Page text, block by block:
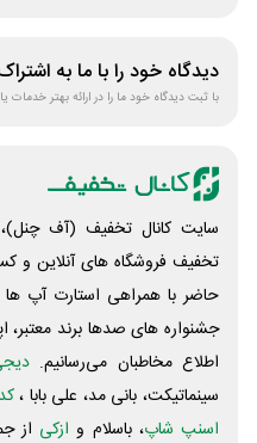
دیدگاه خود را با ما به
با ثبت دیدگاه خود ما را در ارائه بهتر خدمات
سایت کانال تخفیف (آف
تخفیف فروشگاه های آنلاین و
حاضر با همراهی استارت آپ ها
جشنواره های صدها برند معتبر،
اطلاع مخاطبان می‌رسانیم.
سینماتیکت، بانی مد، علی‌ بابا ،
اسنپ شاپ، باسلام و ازکی از